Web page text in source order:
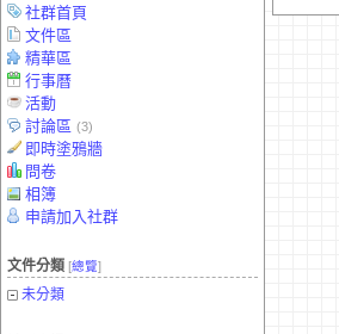
社群首頁
文件區
精華區
行事曆
活動
討論區 (3)
即時塗鴉牆
問卷
相簿
申請加入社群
文件分類 [總覽]
未分類